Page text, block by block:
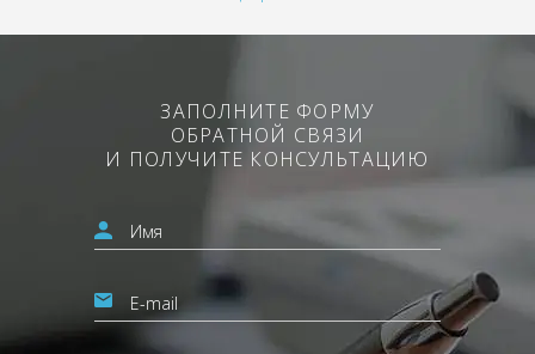
ЗАПОЛНИТЕ ФОРМУ
ОБРАТНОЙ СВЯЗИ
И ПОЛУЧИТЕ КОНСУЛЬТАЦИЮ